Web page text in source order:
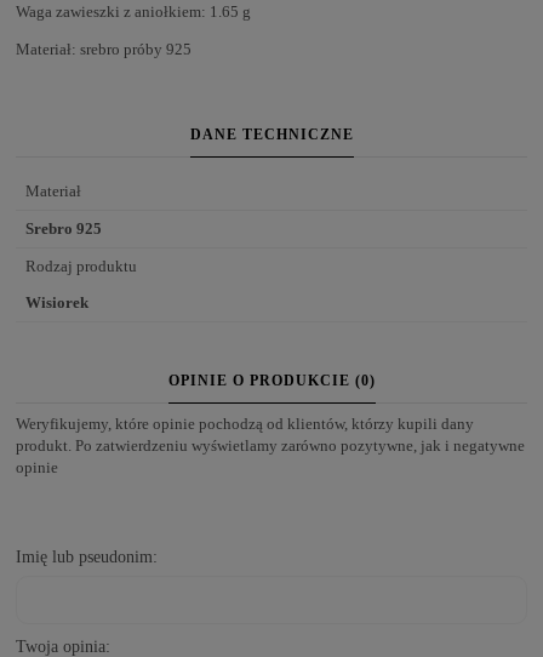
Waga zawieszki z aniołkiem: 1.65 g
Materiał: srebro próby 925
DANE TECHNICZNE
Materiał
Srebro 925
Rodzaj produktu
Wisiorek
OPINIE O PRODUKCIE (0)
Weryfikujemy, które opinie pochodzą od klientów, którzy kupili dany
produkt. Po zatwierdzeniu wyświetlamy zarówno pozytywne, jak i negatywne
opinie
Imię lub pseudonim:
Twoja opinia: